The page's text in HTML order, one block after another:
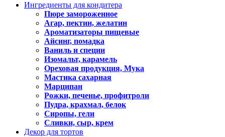
Ингредиенты для кондитера
Пюре замороженное
Агар, пектин, желатин
Ароматизаторы пищевые
Айсинг, помадка
Ваниль и специи
Изомальт, карамель
Ореховая продукция, Мука
Мастика сахарная
Марципан
Рожки, печенье, профитроли
Пудра, крахмал, белок
Сиропы, гели
Сливки, сыр, крем
Декор для тортов